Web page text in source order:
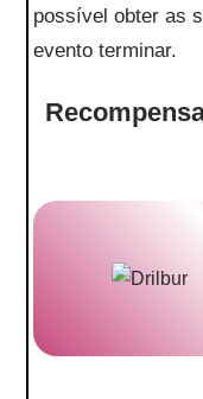
possível obter as
evento terminar.